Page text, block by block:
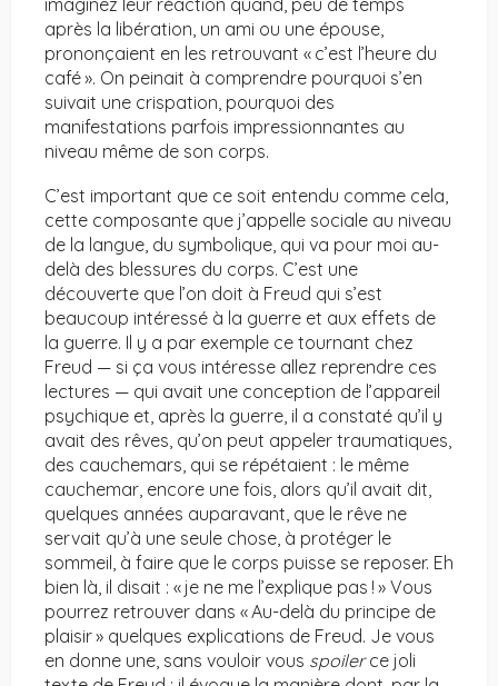
imaginez leur réaction quand, peu de temps
après la libération, un ami ou une épouse,
prononçaient en les retrouvant « c’est l’heure du
café ». On peinait à comprendre pourquoi s’en
suivait une crispation, pourquoi des
manifestations parfois impressionnantes au
niveau même de son corps.
C’est important que ce soit entendu comme cela,
cette composante que j’appelle sociale au niveau
de la langue, du symbolique, qui va pour moi au-
delà des blessures du corps. C’est une
découverte que l’on doit à Freud qui s’est
beaucoup intéressé à la guerre et aux effets de
la guerre. Il y a par exemple ce tournant chez
Freud — si ça vous intéresse allez reprendre ces
lectures — qui avait une conception de l’appareil
psychique et, après la guerre, il a constaté qu’il y
avait des rêves, qu’on peut appeler traumatiques,
des cauchemars, qui se répétaient : le même
cauchemar, encore une fois, alors qu’il avait dit,
quelques années auparavant, que le rêve ne
servait qu’à une seule chose, à protéger le
sommeil, à faire que le corps puisse se reposer. Eh
bien là, il disait : « je ne me l’explique pas ! » Vous
pourrez retrouver dans « Au-delà du principe de
plaisir » quelques explications de Freud. Je vous
en donne une, sans vouloir vous spoilerce joli